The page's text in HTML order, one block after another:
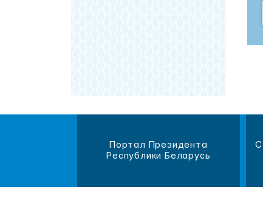
Портал Президента
Республики Беларусь